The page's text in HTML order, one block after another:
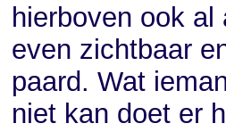
hierboven ook
even zichtbaar
paard. Wat
niet kan doet er